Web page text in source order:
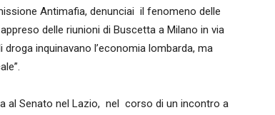
Antimafia, denunciai il fenomeno delle
delle riunioni di Buscetta a Milano in via
inquinavano l’economia lombarda, ma
al Senato nel Lazio, nel corso di un incontro a